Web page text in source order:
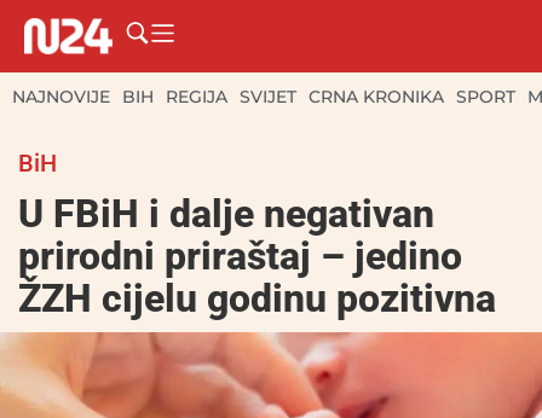
NAJNOVIJE BIH REGIJA SVIJET CRNA KRONIKA SPORT
BiH
U FBiH i dalje negativan
prirodni priraštaj – jedino
ŽZH cijelu godinu pozitivna